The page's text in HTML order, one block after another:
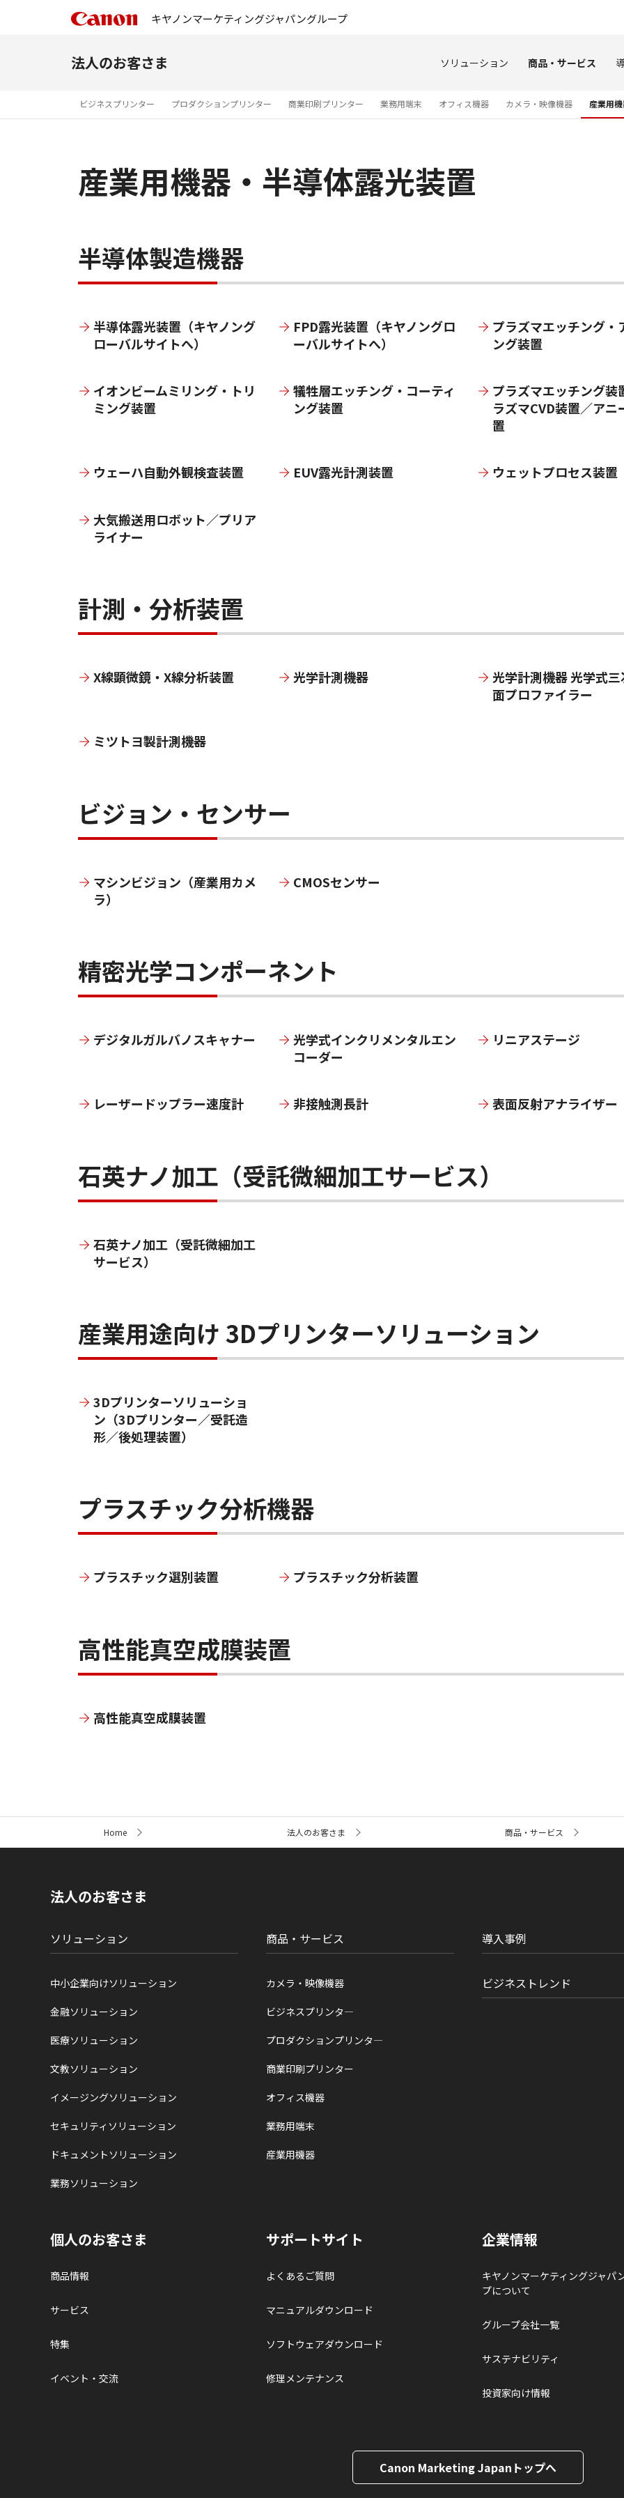
キヤノンマーケティングジャパングループ
法人のお客さま ソリューション 商品・サービス
ビジネスプリンター プロダクションプリンター 商業印刷プリンター 業務用端末 オフィス機器 カメラ・映像機器 産業用
産業用機器・半導体露光装置
半導体製造機器
半導体露光装置（キヤノング
ローバルサイトへ）
FPD露光装置（キヤノングロ
ーバルサイトへ）
プラズマエッチング・
ング装置
イオンビームミリング・トリ
ミング装置
犠牲層エッチング・コーティ
ング装置
プラズマエッチング装
ラズマCVD装置／アニ
置
ウェーハ自動外観検査装置 EUV露光計測装置 ウェットプロセス装置
大気搬送用ロボット／プリア
ライナー
計測・分析装置
X線顕微鏡・X線分析装置 光学計測機器
光学計測機器 光学式三
面プロファイラー
ミツトヨ製計測機器
ビジョン・センサー
マシンビジョン（産業用カメ
ラ）
CMOSセンサー
精密光学コンポーネント
デジタルガルバノスキャナー
光学式インクリメンタルエン
コーダー
リニアステージ
レーザードップラー速度計 非接触測長計 表面反射アナライザー
石英ナノ加工（受託微細加工サービス）
石英ナノ加工（受託微細加工
サービス）
産業用途向け 3Dプリンターソリューション
3Dプリンターソリューショ
ン（3Dプリンター／受託造
形／後処理装置）
プラスチック分析機器
プラスチック選別装置 プラスチック分析装置
高性能真空成膜装置
高性能真空成膜装置
ト
Home 法人のお客さま 商品・サービス
法人のお客さま
ソリューション
中小企業向けソリューション
金融ソリューション
医療ソリューション
文教ソリューション
イメージングソリューション
セキュリティソリューション
ドキュメントソリューション
業務ソリューション
商品・サービス
カメラ・映像機器
ビジネスプリンタ―
プロダクションプリンタ―
商業印刷プリンター
オフィス機器
業務用端末
産業用機器
導入事例
ビジネストレンド
個人のお客さま
商品情報
サービス
特集
イベント・交流
サポートサイト
よくあるご質問
マニュアルダウンロード
ソフトウェアダウンロード
修理メンテナンス
企業情報
キヤノンマーケティングジャパ
プについて
グループ会社一覧
サステナビリティ
投資家向け情報
Canon Marketing Japanトップへ